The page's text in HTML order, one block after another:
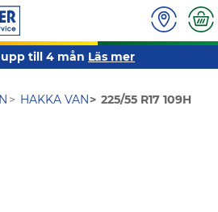
till 4 mån Läs mer
HAKKA VAN 225/55 R17 109H